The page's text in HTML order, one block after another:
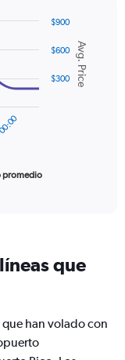
Avg. Price
promedio
$300
$600
$900
que
han volado con